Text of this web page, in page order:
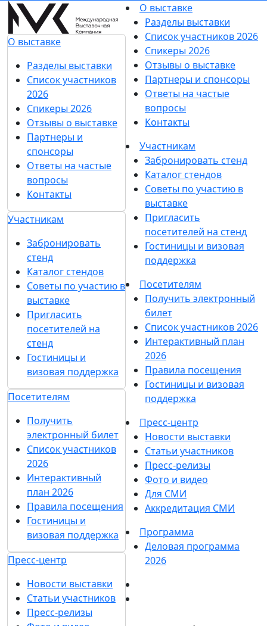
О выставке
Разделы выставки
Список участников
2026
Спикеры 2026
Отзывы о выставке
Партнеры и
спонсоры
Ответы на частые
вопросы
Контакты
Участникам
Забронировать
стенд
Каталог стендов
Советы по участию в
выставке
Пригласить
посетителей на
стенд
Гостиницы и
визовая поддержка
Посетителям
Получить
электронный билет
Список участников
2026
Интерактивный
план 2026
Правила посещения
Гостиницы и
визовая поддержка
Пресс-центр
Новости выставки
Статьи участников
Пресс-релизы
О выставке
Разделы выставки
Список участников 2026
Спикеры 2026
Отзывы о выставке
Партнеры и спонсоры
Ответы на частые
вопросы
Контакты
Участникам
Забронировать стенд
Каталог стендов
Советы по участию в
выставке
Пригласить
посетителей на стенд
Гостиницы и визовая
поддержка
Посетителям
Получить электронный
билет
Список участников 2026
Интерактивный план
2026
Правила посещения
Гостиницы и визовая
поддержка
Пресс-центр
Новости выставки
Статьи участников
Пресс-релизы
Фото и видео
Для СМИ
Аккредитация СМИ
Программа
Деловая программа
2026